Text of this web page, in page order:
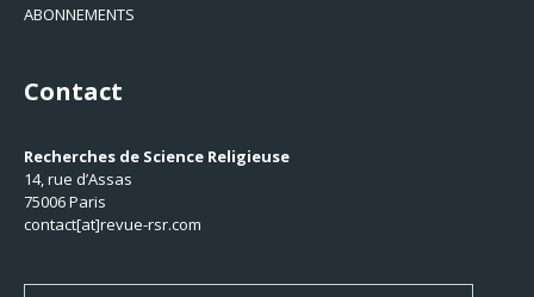
ABONNEMENTS
Contact
Recherches de Science Religieuse
14, rue d’Assas
75006 Paris
contact[at]revue-rsr.com